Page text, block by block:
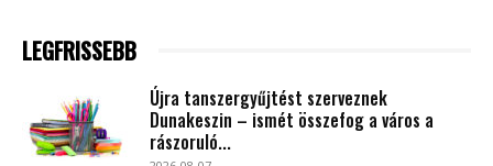
LEGFRISSEBB
Újra tanszergyűjtést szerveznek
Dunakeszin – ismét összefog a város a
rászoruló...